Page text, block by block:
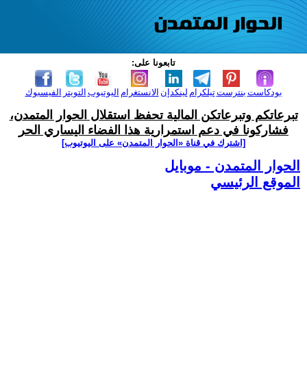
تابعونا على:
الفيسبوك التويتر اليوتيوب الانستغرام لينكدإن تيلكرامبنترست بودكاست
تبرعاتكم وتبرعاتكن المالية تحفظ استقلال الحوار المتمدن،
فشاركونا في دعم استمرارية هذا الفضاء اليساري الحر
[اشترك في قناة ‫«الحوار المتمدن» على اليوتيوب]
الحوار المتمدن - موبايل
الموقع الرئيسي